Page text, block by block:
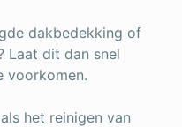
dakbedekking of
Laat dit dan snel
voorkomen.
het reinigen van